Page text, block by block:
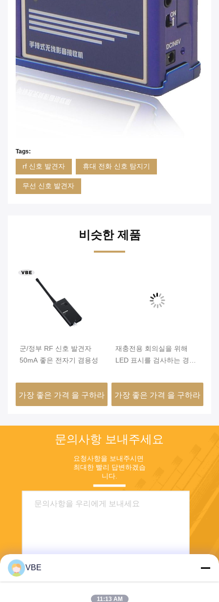
Tags:
rf 신호 발견자 휴대 전화 신​​호 탐지기
무선 신호 발견자
비슷한 제품
군/정부 RF 신호 발견자
50mA 좋은 전자기 겸용성
가장 좋은 가격 을 구하라
재충전용 회의실을 위해
LED 표시를 검사하는 경량
가장 좋은 가격 을 구하라
문의사항 보내주세요
요청사항을 보내주시면
최대한 빨리 답변하겠습
니다.
VBE
11:13 AM